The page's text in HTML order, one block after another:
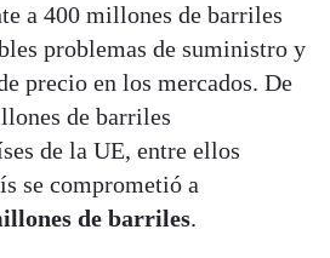
a 400 millones de barriles
problemas de suministro y
precio en los mercados. De
de barriles
de la UE, entre ellos
se comprometió a
de barriles.